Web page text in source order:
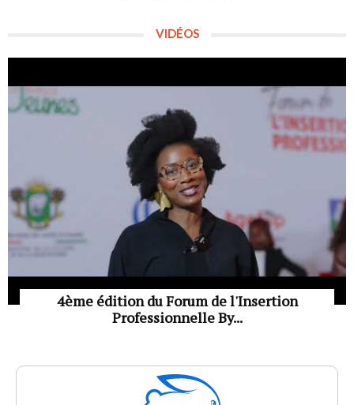
VIDÉOS
4ème édition du Forum de l'Insertion
Professionnelle By...